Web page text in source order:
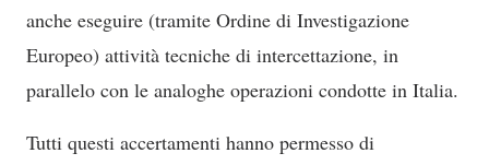
anche eseguire (tramite Ordine di Investigazione
Europeo) attività tecniche di intercettazione, in
parallelo con le analoghe operazioni condotte in Italia.
Tutti questi accertamenti hanno permesso di